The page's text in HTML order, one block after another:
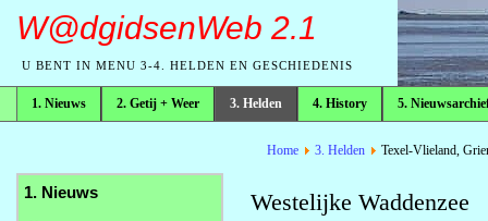
W@dgidsenWeb 2.1
U BENT IN MENU 3-4. HELDEN EN GESCHIEDENIS
1. Nieuws 2. Getij + Weer 3. Helden 4. History 5.
broodkruimelpad
Home 3. Helden Texel-Vlieland,
Westelijke Waddenzee
1. Nieuws